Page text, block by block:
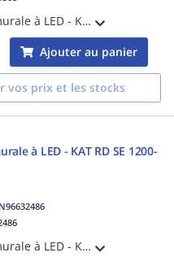
Applique murale à LED - KAT SQ 2000-830 HF - Câble pour raccordement de luminaires ¿ 1850 lm ¿ 16.3W ¿ 3000K ¿ IP65
Ajouter au panier
vos prix et les stocks
à LED - KAT RD SE 1200-
Applique murale à LED - KAT RD SE 1200-840 MWS - Câble pour raccordement de luminaires ¿ 1250 lm ¿ 11.7W ¿ 4000K ¿ IP66 ¿ version détection